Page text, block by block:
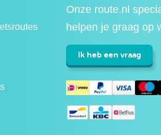
Onze route.nl
helpen je graag op
Ik heb een vraag